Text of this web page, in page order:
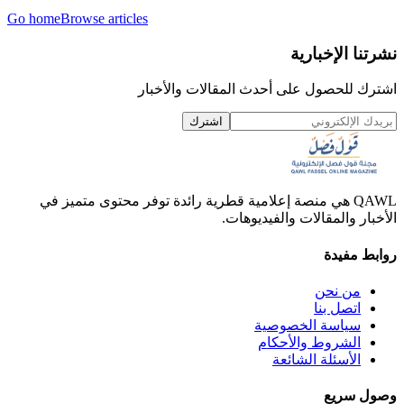
Go homeBrowse articles
نشرتنا الإخبارية
اشترك للحصول على أحدث المقالات والأخبار
اشترك
QAWL هي منصة إعلامية قطرية رائدة توفر محتوى متميز في
الأخبار والمقالات والفيديوهات.
روابط مفيدة
من نحن
اتصل بنا
سياسة الخصوصية
الشروط والأحكام
الأسئلة الشائعة
وصول سريع